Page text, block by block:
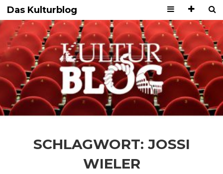
Das Kulturblog
SCHLAGWORT: JOSSI
WIELER